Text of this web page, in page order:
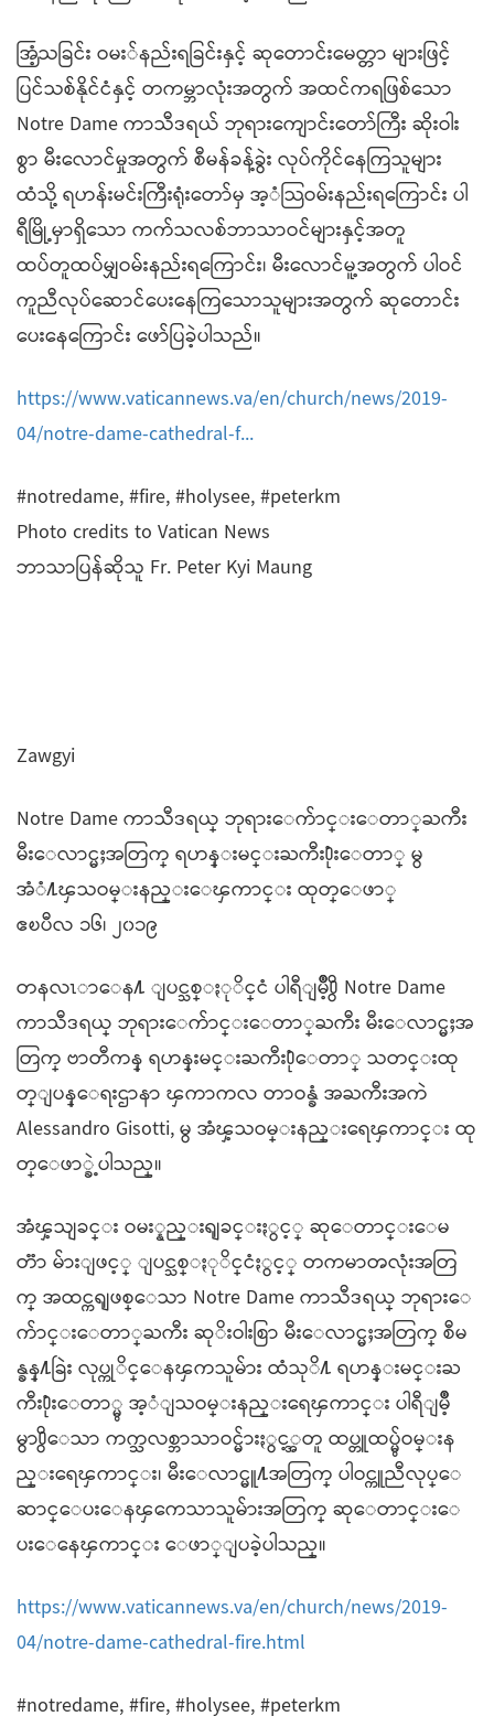
အြံ့သခြင်း ဝမး်နည်းရခြင်းနှင့် ဆုတောင်းမေတ္တာ များဖြင့်
ပြင်သစ်နိုင်ငံနှင့် တကမ္ဘာလုံးအတွက် အထင်ကရဖြစ်သော
Notre Dame ကာသီဒရယ် ဘုရားကျောင်းတော်ကြီး ဆိုးဝါး
စွာ မီးလောင်မှုအတွက် စီမန်ခန့်ခွဲး လုပ်ကိုင်နေကြသူများ
ထံသို့ ရဟန်းမင်းကြီးရုံးတော်မှ အ့ံသြဝမ်းနည်းရကြောင်း ပါ
ရီမြို့မှာရှိသော ကက်သလစ်ဘာသာဝင်များနှင့်အတူ
ထပ်တူထပ်မျှဝမ်းနည်းရကြောင်း၊ မီးလောင်မူ့အတွက် ပါဝင်
ကူညီလုပ်ဆောင်ပေးနေကြသောသူများအတွက် ဆုတောင်း
ပေးနေကြောင်း ဖော်ပြခဲ့ပါသည်။
https://www.vaticannews.va/en/church/news/2019-
04/notre-dame-cathedral-f...
#notredame, #fire, #holysee, #peterkm
Photo credits to Vatican News
ဘာသာပြန်ဆိုသူ Fr. Peter Kyi Maung
Zawgyi
Notre Dame ကာသီဒရယ္ ဘုရားေက်ာင္းေတာ္ႀကီး
မီးေလာင္မႈအတြက္ ရဟန္းမင္းႀကီး႐ုံးေတာ္ မွ
အံံ႔ၾသဝမ္းနည္းေၾကာင္း ထုတ္ေဖာ္
ဧၿပီလ ၁၆၊ ၂၀၁၉
တနလၤာေန႔ ျပင္သစ္ႏုိင္ငံ ပါရီျမဳိ့႐ွိ Notre Dame
ကာသီဒရယ္ ဘုရားေက်ာင္းေတာ္ႀကီး မီးေလာင္မႈအ
တြက္ ဗာတီကန္ ရဟန္းမင္းႀကီး႐ုံေတာ္ သတင္းထု
တ္ျပန္ေရးဌာနာ ၾကာကလ တာဝန္ခံ အႀကီးအကဲ
Alessandro Gisotti, မွ အံၾ့သဝမ္းနည္းရေၾကာင္း ထု
တ္ေဖာ္ခဲ့ပါသည္။
အံၾ့သျခင္း ဝမး္နည္းရျခင္းႏွင့္ ဆုေတာင္းေမ
တၱာ မ်ားျဖင့္ ျပင္သစ္ႏုိင္ငံႏွင့္ တကမာၻလုံးအတြ
က္ အထင္ကရျဖစ္ေသာ Notre Dame ကာသီဒရယ္ ဘုရားေ
က်ာင္းေတာ္ႀကီး ဆုိးဝါးစြာ မီးေလာင္မႈအတြက္ စီမ
န္ခန္႔ခြဲး လုပ္ကုိင္ေနၾကသူမ်ား ထံသုိ႔ ရဟန္းမင္းႀ
ကီး႐ုံးေတာ္မွ အ့ံျသဝမ္းနည္းရေၾကာင္း ပါရီျမဳိ့
မွာ႐ွိေသာ ကက္သလစ္ဘာသာဝင္မ်ားႏွင့္အတူ ထပ္တူထပ္မွ်ဝမ္းန
ည္းရေၾကာင္း၊ မီးေလာင္မူ႔အတြက္ ပါဝင္ကူညီလုပ္ေ
ဆာင္ေပးေနၾကေသာသူမ်ားအတြက္ ဆုေတာင္းေ
ပးေနေၾကာင္း ေဖာ္ျပခဲ့ပါသည္။
https://www.vaticannews.va/en/church/news/2019-
04/notre-dame-cathedral-fire.html
#notredame, #fire, #holysee, #peterkm